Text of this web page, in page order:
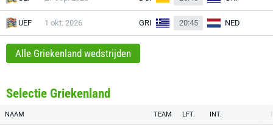
UEF 1 okt. 2026 GRI 20:45 NED
Alle Griekenland wedstrijden
Selectie Griekenland
NAAM TEAM LFT. INT.